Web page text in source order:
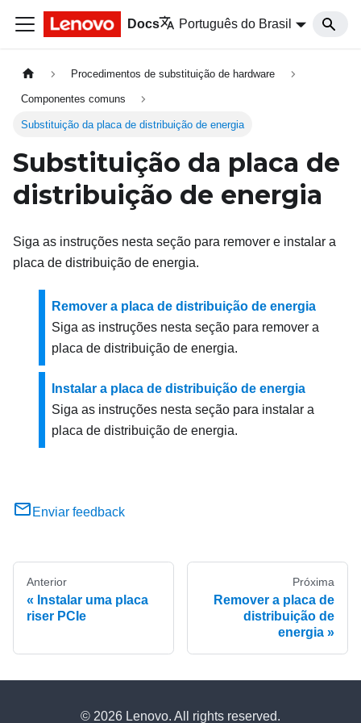
Docs Português do Brasil
Procedimentos de substituição de hardware
Componentes comuns
Substituição da placa de distribuição de energia
Substituição da placa de
distribuição de energia
Siga as instruções nesta seção para remover e instalar a
placa de distribuição de energia.
Remover a placa de distribuição de energia
Siga as instruções nesta seção para remover a
placa de distribuição de energia.
Instalar a placa de distribuição de energia
Siga as instruções nesta seção para instalar a
placa de distribuição de energia.
Enviar feedback
Anterior
Instalar uma placa
riser PCIe
Próxima
Remover a placa de
distribuição de
energia
© 2026 Lenovo. All rights reserved.